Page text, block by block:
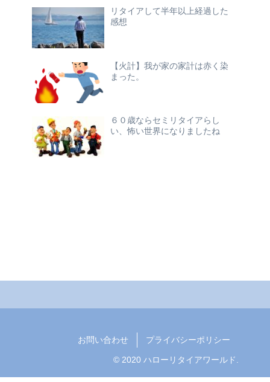
リタイアして半年以上経過した
感想
【火計】我が家の家計は赤く染
まった。
６０歳ならセミリタイアらし
い、怖い世界になりましたね
お問い合わせ プライバシーポリシー
© 2020 ハローリタイアワールド.